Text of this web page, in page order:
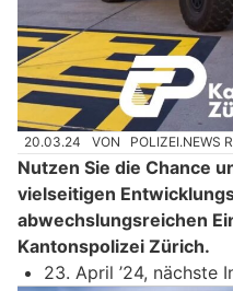
20.03.24 VON POLIZEI.NEWS
Nutzen Sie die Chance
vielseitigen
abwechslungsreichen
Kantonspolizei Zürich.
23. April ’24, nächste